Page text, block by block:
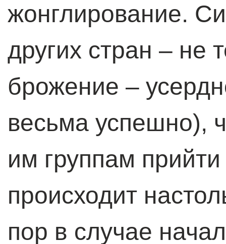
жонглирование.
других стран – не
брожение –
весьма успешно),
им группам
происходит
пор в случае